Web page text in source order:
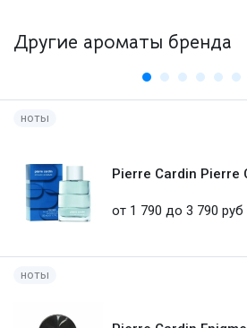
Другие ароматы бренда
ноты
Pierre Cardin Pierre
от 1 790 до 3 790 руб
ноты